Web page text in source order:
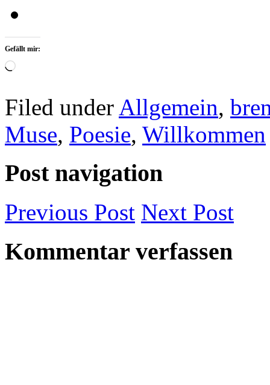
Gefällt mir:
Wird
Filed under Allgemein,
Muse, Poesie, Willkommen
Post navigation
Previous Post Next Post
Kommentar verfassen